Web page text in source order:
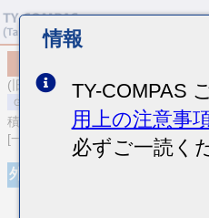
(旧品番 HMK107SD271KA-T)
積層セラミックコンデンサ
[一般用 中高耐圧積層セラミックコ
外観
情報
TY-COMPAS
用上の注意事
必ずご一読く